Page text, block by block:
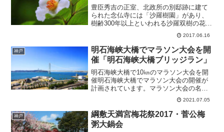
豊臣秀吉の正室、北政所の別邸跡に建て
られた念仏寺には「沙羅樹園」があり、
樹齢300年以上といわれる沙羅双樹の花が
見頃を迎える6月下旬に「沙羅の花と一弦
琴の鑑賞会」が開催されます。日程
2017年6月17日(土)～6月18日(日)場所 念
仏寺...
2017.06.16
神戸
明石海峡大橋でマラソン大会を開
催「明石海峡大橋ブリッジラン」
明石海峡大橋で10㎞のマラソン大会を開
催明石海峡大橋でマラソン大会の開催が
計画されています。マラソン大会の名称
は「明石海峡大橋ブリッジラン（仮
称）」。コースは、淡路島の「兵庫県立
淡路島公園」をスタートして、「淡路ハ
イウェイオアシス」、「淡路...
2021.07.05
神戸
綱敷天満宮梅花祭2017・菅公梅
粥大鍋会